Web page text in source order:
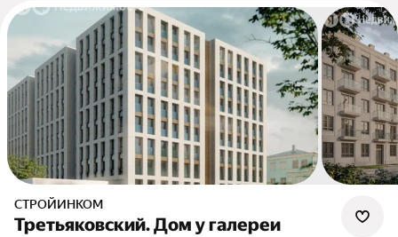
СТРОЙИНКОМ
Третьяковский. Дом у галереи